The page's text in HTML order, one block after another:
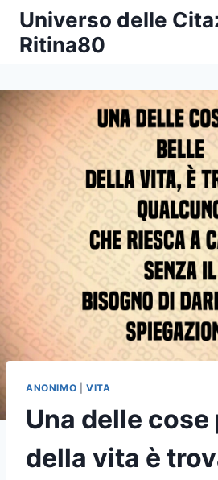
Salta
contenuto
Universo delle
Ritina80
ANONIMO VITA
Una delle
della vita è